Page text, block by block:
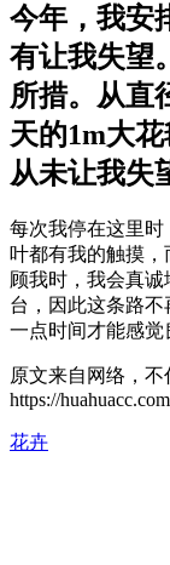
今年，我安
有让我失望
所措。从直
天的1m大
从未让我失
每次我停在这里
叶都有我的触摸
顾我时，我会真
台，因此这条路
一点时间才能感觉
原文来自网络，不
https://
花卉